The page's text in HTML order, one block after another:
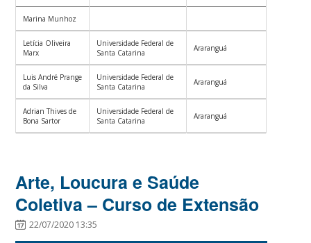
Marina Munhoz
Letícia Oliveira
Marx
Universidade Federal de
Santa Catarina
Araranguá
Luis André Prange
da Silva
Universidade Federal de
Santa Catarina
Araranguá
Adrian Thives de
Bona Sartor
Universidade Federal de
Santa Catarina
Araranguá
Arte, Loucura e Saúde
Coletiva – Curso de Extensão
22/07/2020 13:35